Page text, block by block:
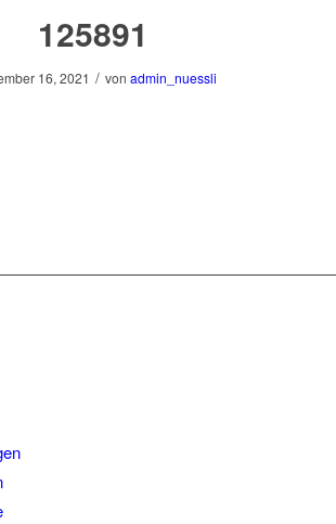
125891
16, 2021 / von admin_nuessli